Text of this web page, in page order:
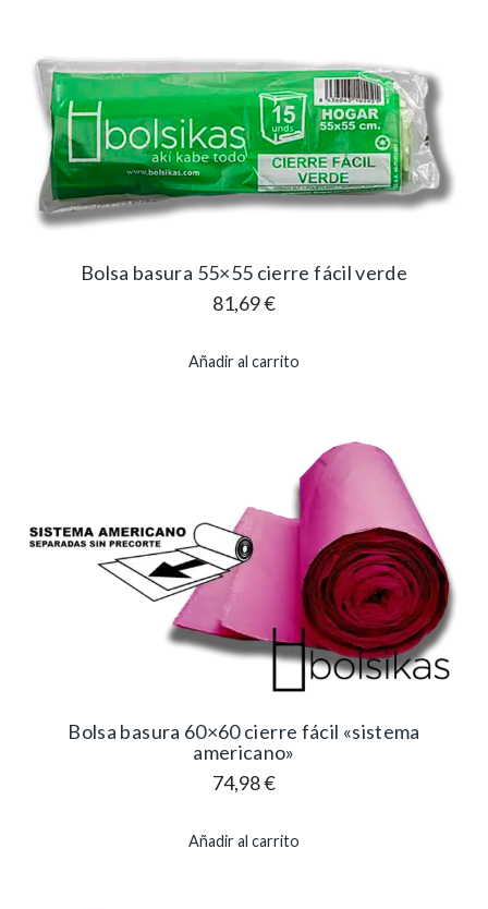
Bolsa basura 55×55 cierre fácil verde
81,69€
Añadir al carrito
Bolsa basura 60×60 cierre fácil «sistema
americano»
74,98€
Añadir al carrito